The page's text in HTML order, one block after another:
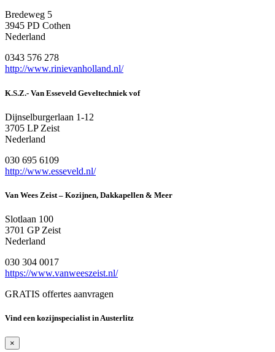
Bredeweg 5
3945 PD Cothen
Nederland
0343 576 278
http://www.rinievanholland.nl/
K.S.Z.- Van Esseveld Geveltechniek vof
Dijnselburgerlaan 1-12
3705 LP Zeist
Nederland
030 695 6109
http://www.esseveld.nl/
Van Wees Zeist – Kozijnen, Dakkapellen & Meer
Slotlaan 100
3701 GP Zeist
Nederland
030 304 0017
https://www.vanweeszeist.nl/
GRATIS offertes aanvragen
Vind een kozijnspecialist in Austerlitz
×